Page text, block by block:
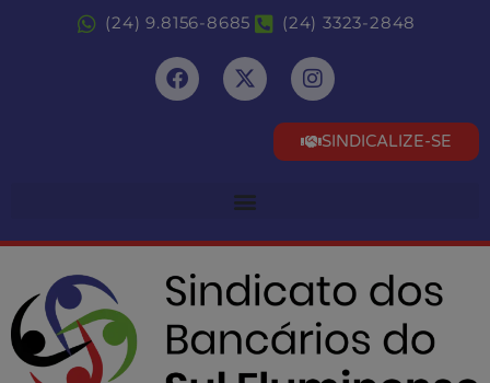
(24) 9.8156-8685 (24) 3323-2848
SINDICALIZE-SE